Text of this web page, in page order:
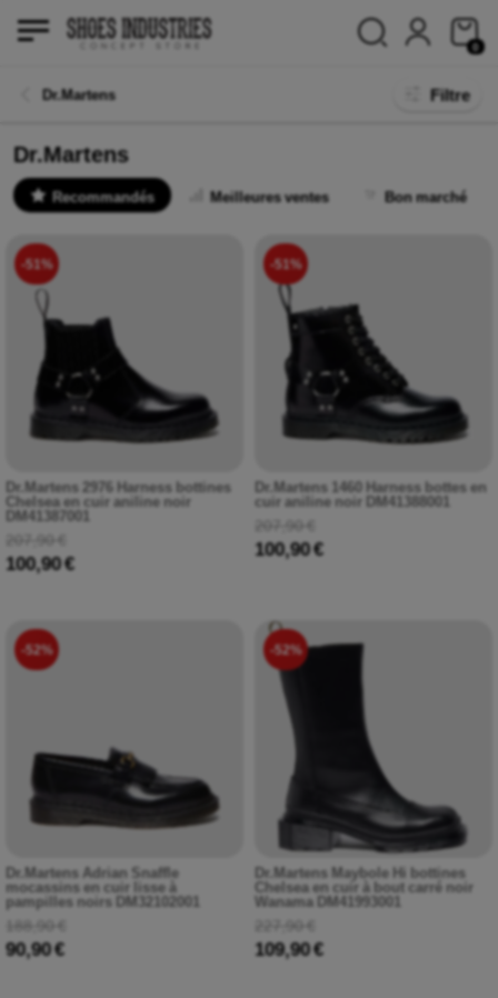
0
Dr.Martens Filtre
Dr.Martens
Recommandés Meilleures ventes Bon marché
-51%
Dr.Martens 2976 Harness bottines
Chelsea en cuir aniline noir
DM41387001
207,90 €
100,90 €
-51%
Dr.Martens 1460 Harness bottes en
cuir aniline noir DM41388001
207,90 €
100,90 €
-52%
Dr.Martens Adrian Snaffle
mocassins en cuir lisse à
pampilles noirs DM32102001
188,90 €
90,90 €
-52%
Dr.Martens Maybole Hi bottines
Chelsea en cuir à bout carré noir
Wanama DM41993001
227,90 €
109,90 €